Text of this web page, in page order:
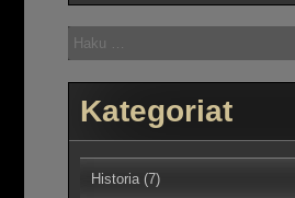
Haku:
Kategoriat
Historia (7)